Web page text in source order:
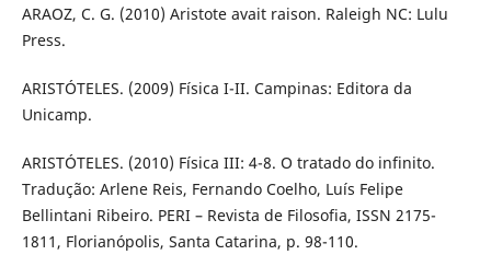
ARAOZ, C. G. (2010) Aristote avait raison. Raleigh NC: Lulu
Press.
ARISTÓTELES. (2009) Física I-II. Campinas: Editora da
Unicamp.
ARISTÓTELES. (2010) Física III: 4-8. O tratado do infinito.
Tradução: Arlene Reis, Fernando Coelho, Luís Felipe
Bellintani Ribeiro. PERI – Revista de Filosofia, ISSN 2175-
1811, Florianópolis, Santa Catarina, p. 98-110.